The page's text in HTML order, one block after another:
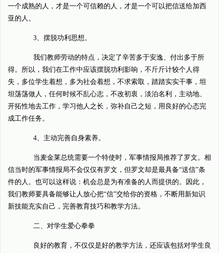
一个成熟的人，才是一个可信赖的人，才是一个可以把信送给加西
亚的人。
3、摆脱功利思想。
我们教师劳动的特点，决定了辛苦多于安逸、付出多于所
得。所以，我们在工作中应该摆脱功利影响，不斤斤计较个人得
失，多位学生着想，多为社会着想，不求索取，踏踏实实干事，坦
坦荡荡做人，任何时候不乱心志，不改初衷，淡泊名利，主动地、
开拓性地去工作，学习他人之长，弥补自己之短，用良好的心态完
成工作任务。
4、主动完善自身素养。
当麦金莱总统需要一个特使时，军事情报局推荐了罗文。相
信当时的军事情报局不会仅仅有罗文，但罗文却是最具备“送信”条
件的人。也可以这样说：机会总是为有准备的人而提供的。因此，
我们教师要具备能够让人放心把“信”交给你的资格，不断用新知识
新技能充实自己，完善教育技巧和教学方法。
二、对学生爱心拳拳
良好的教育，不仅仅是好的教学方法，还应该包括对学生良